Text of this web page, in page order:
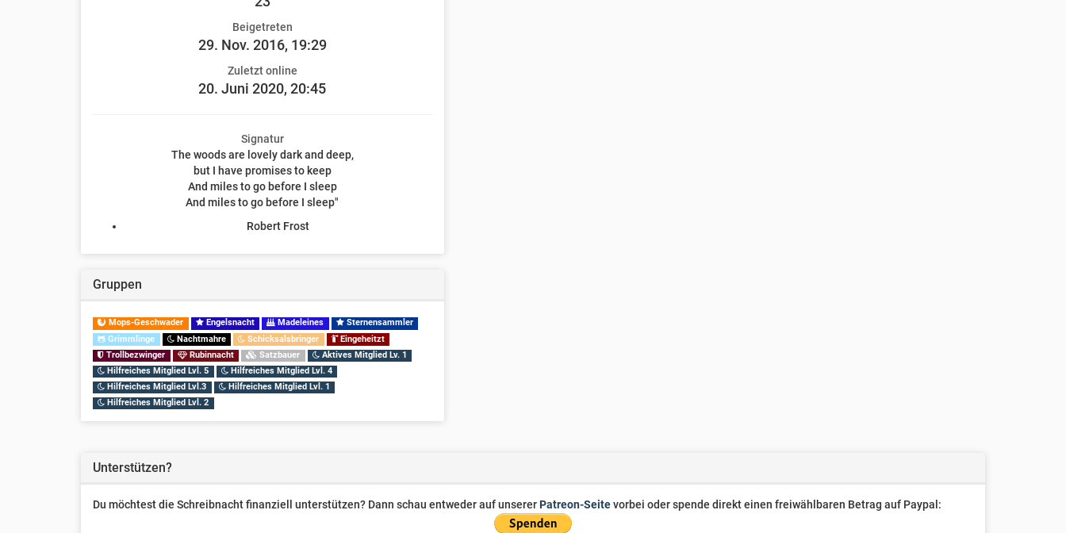
Beigetreten
29. Nov. 2016, 19:29
Zuletzt online
20. Juni 2020, 20:45
Signatur
The woods are lovely dark and deep,
but I have promises to keep
And miles to go before I sleep
And miles to go before I sleep"
Robert Frost
Gruppen
Mops-Geschwader Engelsnacht Madeleines
Sternensammler
Grimmlinge
Nachtmahre Schicksalsbringer
Eingeheitzt
Trollbezwinger
Rubinnacht Satzbauer
Aktives Mitglied Lv. 1
Hilfreiches Mitglied Lvl. 5
Hilfreiches Mitglied Lvl. 4
Hilfreiches Mitglied Lvl.3
Hilfreiches Mitglied Lvl. 1
Hilfreiches Mitglied Lvl. 2
Unterstützen?
Du möchtest die Schreibnacht finanziell unterstützen? Dann schau entweder auf unsererPatreon-Seitevorbei oder spende direkt einen freiwählbaren Betrag auf Paypal: